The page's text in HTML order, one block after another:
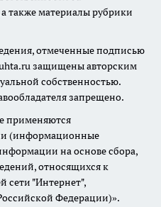
также материалы рубрики
отмеченные подписью
защищены авторским
собственностью.
запрещено.
применяются
(информационные
на основе сбора,
относящихся к
сети "Интернет",
Федерации)».